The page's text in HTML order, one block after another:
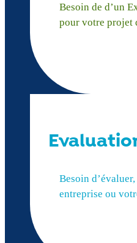
Besoin de d’un
pour votre projet
Besoin
entreprise ou